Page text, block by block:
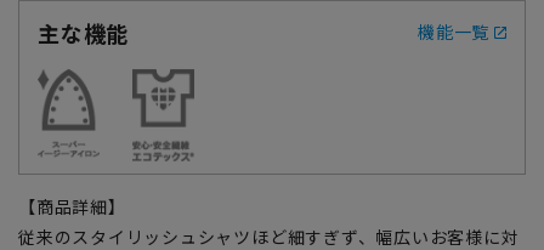
主な機能
機能一覧
【商品詳細】
従来のスタイリッシュシャツほど細すぎず、幅広いお客様に対